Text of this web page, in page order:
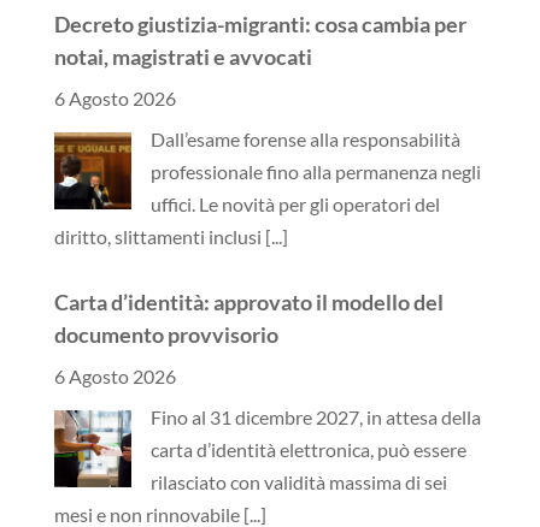
Decreto giustizia-migranti: cosa cambia per
notai, magistrati e avvocati
6 Agosto 2026
Dall’esame forense alla responsabilità
professionale fino alla permanenza negli
uffici. Le novità per gli operatori del
diritto, slittamenti inclusi [...]
Carta d’identità: approvato il modello del
documento provvisorio
6 Agosto 2026
Fino al 31 dicembre 2027, in attesa della
carta d’identità elettronica, può essere
rilasciato con validità massima di sei
mesi e non rinnovabile [...]